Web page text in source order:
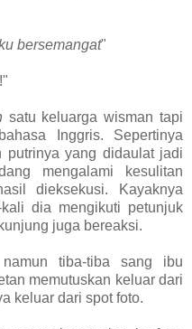
bersemangat"
!"
satu keluarga wisman tapi
Inggris. Sepertinya
putrinya yang didaulat jadi
mengalami kesulitan
dieksekusi. Kayaknya
dia mengikuti petunjuk
juga bereaksi.
tiba-tiba sang ibu
memutuskan keluar dari
keluar dari spot foto.